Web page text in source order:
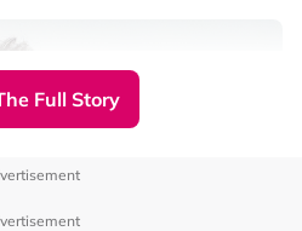
粉丝互动画面
Full Story